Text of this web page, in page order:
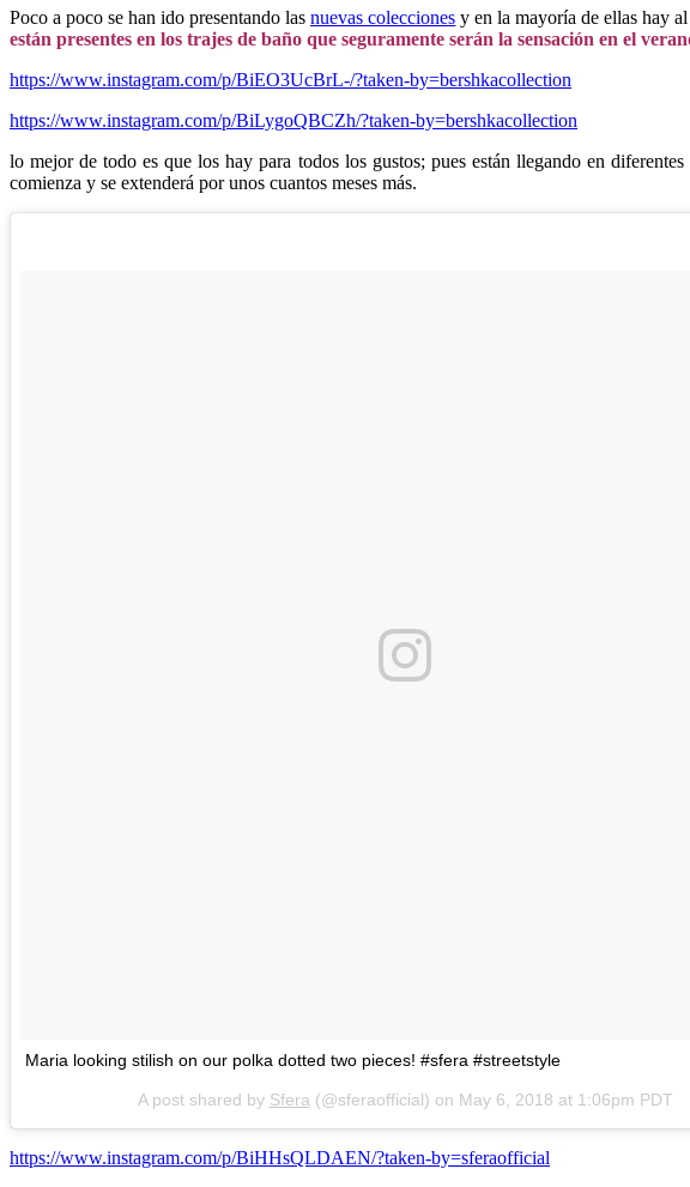
Poco a poco se han ido presentando lasnuevas colecciones y en la mayoría de ellas hay
están presentes en los trajes de baño que seguramente serán la sensación en el
https://www.instagram.com/p/BiEO3UcBrL-/?taken-by=bershkacollection
https://www.instagram.com/p/BiLygoQBCZh/?taken-by=bershkacollection
lo mejor de todo es que los hay para todos los gustos; pues están llegando en
comienza y se extenderá por unos cuantos meses más.
Maria looking stilish on our polka dotted two pieces! #sfera #streetstyle
A post shared by Sfera (@sferaofficial) on May 6, 2018 at 1:06pm PDT
https://www.instagram.com/p/BiHHsQLDAEN/?taken-by=sferaofficial